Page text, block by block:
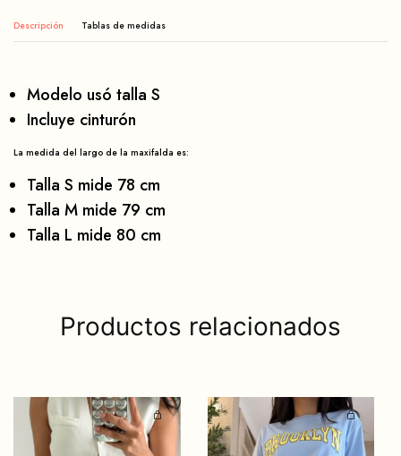
Descripción
Modelo usó talla S
Incluye cinturón
La medida del largo de la maxifalda es:
Talla S mide 78 cm
Talla M mide 79 cm
Talla L mide 80 cm
Productos relacionados